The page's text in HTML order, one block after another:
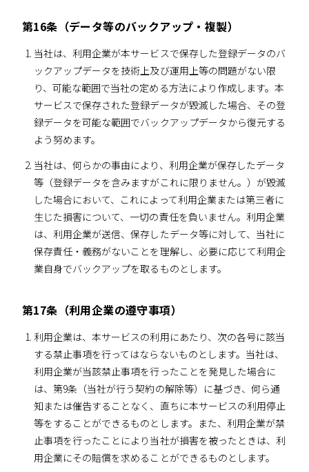
第16条（データ等のバックアップ・複製）
当社は、利用企業が本サービスで保存した登録データのバ
ックアップデータを技術上及び運用上等の問題がない限
り、可能な範囲で当社の定める方法により作成します。本
サービスで保存された登録データが毀滅した場合、その登
録データを可能な範囲でバックアップデータから復元する
よう努めます。
当社は、何らかの事由により、利用企業が保存したデータ
等（登録データを含みますがこれに限りません。）が毀滅
した場合において、これによって利用企業または第三者に
生じた損害について、一切の責任を負いません。利用企業
は、利用企業が送信、保存したデータ等に対して、当社に
保存責任・義務がないことを理解し、必要に応じて利用企
業自身でバックアップを取るものとします。
第17条（利用企業の遵守事項）
利用企業は、本サービスの利用にあたり、次の各号に該当
する禁止事項を行ってはならないものとします。当社は、
利用企業が当該禁止事項を行ったことを発見した場合に
は、第9条（当社が行う契約の解除等）に基づき、何ら通
知または催告することなく、直ちに本サービスの利用停止
等をすることができるものとします。また、利用企業が禁
止事項を行ったことにより当社が損害を被ったときは、利
用企業にその賠償を求めることができるものとします。